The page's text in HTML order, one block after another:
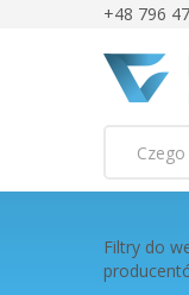
+48 796
Filtry do